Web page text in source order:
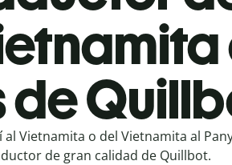
de
Vietnamita o del Vietnamita al
de gran calidad de Quillbot.